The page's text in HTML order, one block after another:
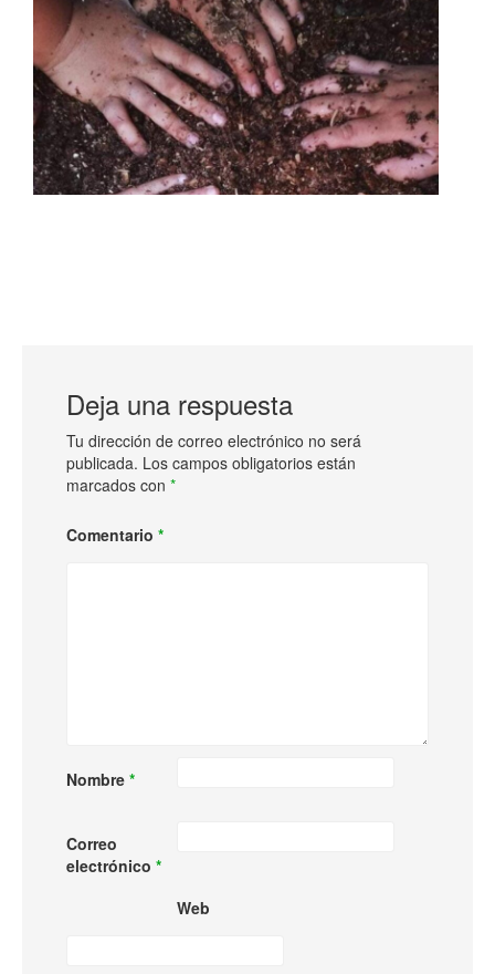
Deja una respuesta
Tu dirección de correo electrónico no será
publicada. Los campos obligatorios están
marcados con *
Comentario *
Nombre *
Correo
electrónico *
Web